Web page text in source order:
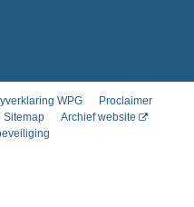
WPG
Proclaimer
Sitemap
Archief website